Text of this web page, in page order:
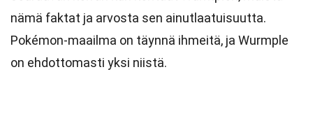
nämä faktat ja arvosta sen ainutlaatuisuutta.
Pokémon-maailma on täynnä ihmeitä, ja Wurmple
on ehdottomasti yksi niistä.